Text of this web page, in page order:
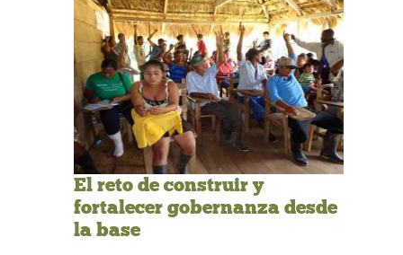
El reto de construir y
fortalecer gobernanza desde
la base